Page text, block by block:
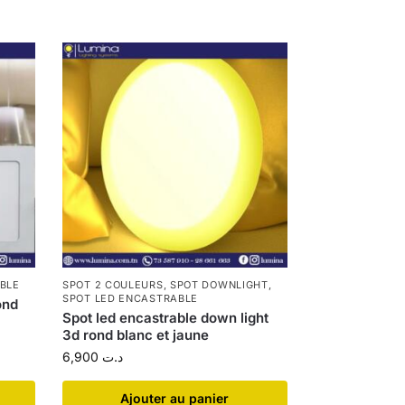
SPOT 2 COULEURS SPOT DOWNLIGHT
SPOT LED ENCASTRABLE
Spot led encastrable down light
3d rond blanc et jaune
د.ت
Ajouter au panier